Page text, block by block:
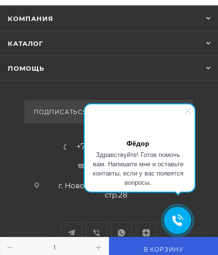
Фёдор
Здравствуйте! Готов помочь
вам. Напишите мне и оставьте
контакты, если у вас появятся
вопросы.
В КОРЗИНУ
КОМПАНИЯ
КАТАЛОГ
ПОМОЩЬ
ПОДПИСАТЬСЯ НА РАССЫЛКУ
+7 (383) 359-79-89
sale@rsk-r.ru
г. Новосибирск, ул.Чукотская 2
стр.28